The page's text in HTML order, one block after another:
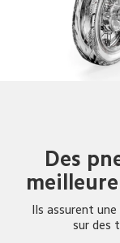
Des
Ils assurent
sur des